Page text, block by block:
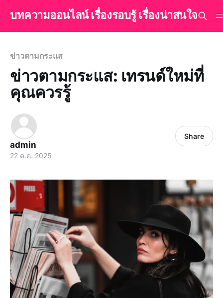
บทความออนไลน์ เรื่องรอบรู้ เรื่องน่าสนใจ
ข่าวตามกระแส
ข่าวตามกระแส: เทรนด์ใหม่ที่
คุณควรรู้
admin
22 ต.ค. 2025
Share